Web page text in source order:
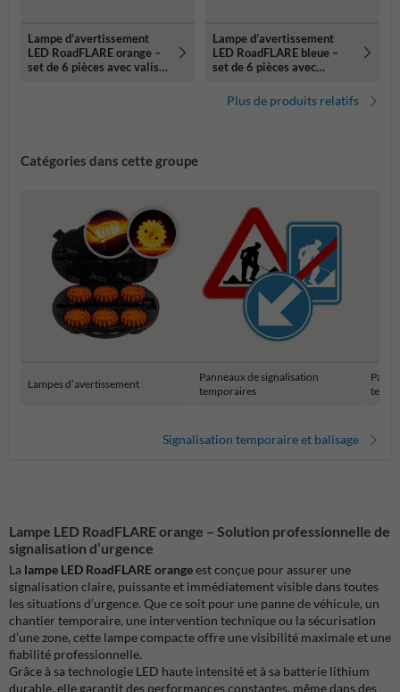
Lampe d’avertissement
LED RoadFLARE orange –
set de 6 pièces avec valise
Lampe d’avertissement
LED RoadFLARE bleue –
set de 6 pièces avec
Plus de produits relatifs
Catégories dans cette groupe
Lampes d’avertissement
Panneaux de signalisation
temporaires
Signalisation temporaire et balisage
Lampe LED RoadFLARE orange – Solution professionnelle de
signalisation d’urgence
La lampe LED RoadFLARE orangeest conçue pour assurer une
signalisation claire, puissante et immédiatement visible dans toutes
les situations d’urgence. Que ce soit pour une panne de véhicule, un
chantier temporaire, une intervention technique ou la sécurisation
d’une zone, cette lampe compacte offre une visibilité maximale et une
fiabilité professionnelle.
Grâce à sa technologie LED haute intensité et à sa batterie lithium
durable, elle garantit des performances constantes, même dans des